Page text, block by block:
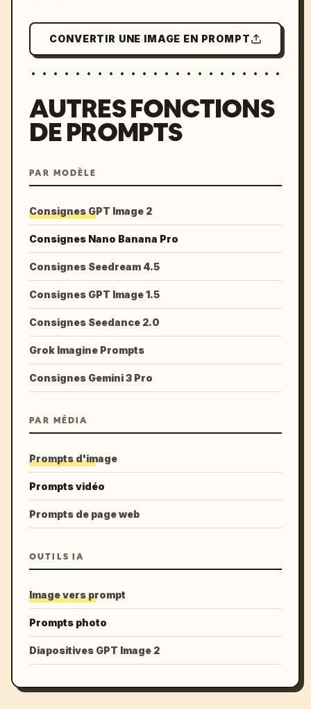
CONVERTIR UNE IMAGE EN PROMPT
AUTRES FONCTIONS
DE PROMPTS
PAR MODÈLE
Consignes GPT Image 2
Consignes Nano Banana Pro
Consignes Seedream 4.5
Consignes GPT Image 1.5
Consignes Seedance 2.0
Grok Imagine Prompts
Consignes Gemini 3 Pro
PAR MÉDIA
Prompts d'image
Prompts vidéo
Prompts de page web
OUTILS IA
Image vers prompt
Prompts photo
Diapositives GPT Image 2